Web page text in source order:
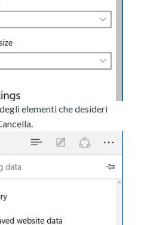
elementi che desideri